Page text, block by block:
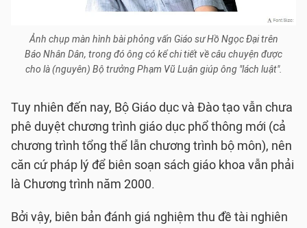
Ảnh chụp màn hình bài phỏng vấn Giáo sư Hồ Ngọc Đại trên
Báo Nhân Dân, trong đó ông có kể chi tiết về câu chuyện được
cho là (nguyên) Bộ trưởng Phạm Vũ Luận giúp ông "lách luật".
Tuy nhiên đến nay, Bộ Giáo dục và Đào tạo vẫn chưa
phê duyệt chương trình giáo dục phổ thông mới (cả
chương trình tổng thể lẫn chương trình bộ môn), nên
căn cứ pháp lý để biên soạn sách giáo khoa vẫn phải
là Chương trình năm 2000.
Bởi vậy, biên bản đánh giá nghiệm thu đề tài nghiên